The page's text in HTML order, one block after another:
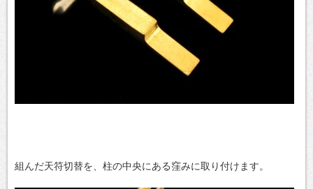
組んだ天符切替を、柱の中央にある窪みに取り付けます。